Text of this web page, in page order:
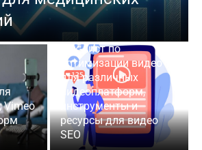
Vimeo
Чек-лист по
оптимизации видео
для различных
видеоплатформ,
инструменты и
ресурсы для видео
SEO